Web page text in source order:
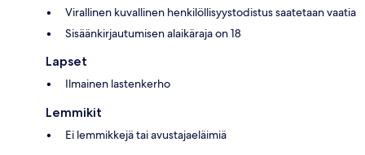
Virallinen kuvallinen henkilöllisyystodistus saatetaan vaatia
Sisäänkirjautumisen alaikäraja on 18
Lapset
Ilmainen lastenkerho
Lemmikit
Ei lemmikkejä tai avustajaeläimiä